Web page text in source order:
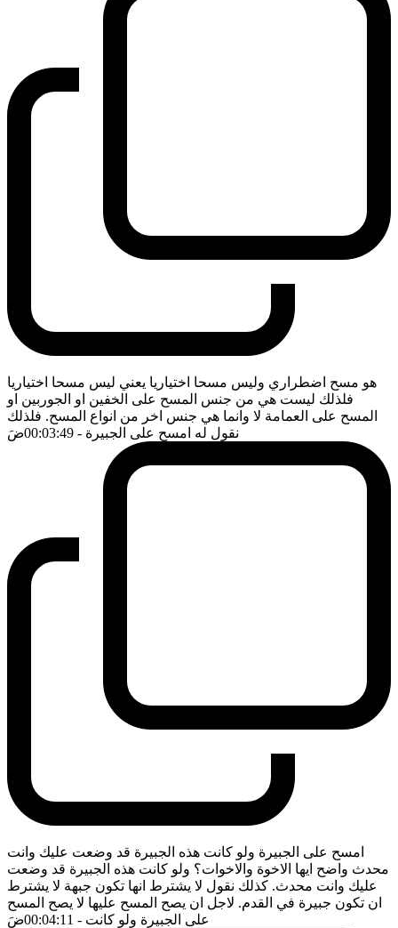
هو مسح اضطراري وليس مسحا اختياريا يعني ليس مسحا اختياريا
فلذلك ليست هي من جنس المسح على الخفين او الجوربين او
المسح على العمامة لا وانما هي جنس اخر من انواع المسح. فلذلك
نقول له امسح على الجبيرة - 00:03:49 ضَ
امسح على الجبيرة ولو كانت هذه الجبيرة قد وضعت عليك وانت
محدث واضح ايها الاخوة والاخوات؟ ولو كانت هذه الجبيرة قد وضعت
عليك وانت محدث. كذلك نقول لا يشترط انها تكون جبهة لا يشترط
ان تكون جبيرة في القدم. لاجل ان يصح المسح عليها لا يصح المسح
على الجبيرة ولو كانت - 00:04:11 ضَ